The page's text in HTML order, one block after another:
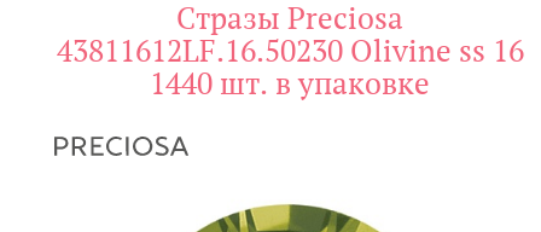
Стразы Preciosa
43811612LF.16.50230 Olivine ss 16
1440 шт. в упаковке